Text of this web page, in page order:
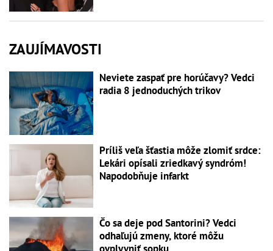
ZAUJÍMAVOSTI
Neviete zaspať pre horúčavy? Vedci
radia 8 jednoduchých trikov
Príliš veľa šťastia môže zlomiť srdce:
Lekári opísali zriedkavý syndróm!
Napodobňuje infarkt
Čo sa deje pod Santorini? Vedci
odhaľujú zmeny, ktoré môžu
ovplyvniť sopku